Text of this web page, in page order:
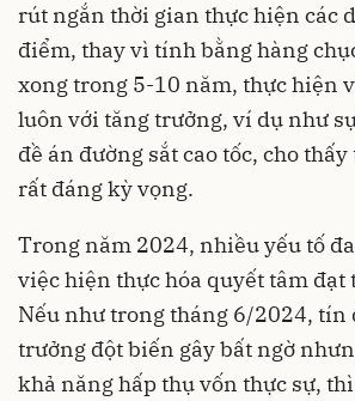
rút ngắn thời gian thực hiện các
điểm, thay vì tính bằng hàng
xong trong 5-10 năm, thực hiện
luôn với tăng trưởng, ví dụ như
đề án đường sắt cao tốc, cho
rất đáng kỳ vọng.
Trong năm 2024, nhiều yếu tố
việc hiện thực hóa quyết tâm đạt
Nếu như trong tháng 6/2024, tín
trưởng đột biến gây bất ngờ
khả năng hấp thụ vốn thực sự,